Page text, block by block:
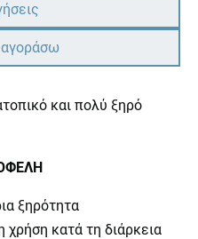
και πολύ ξηρό
ξηρότητα
χρήση κατά τη διάρκεια